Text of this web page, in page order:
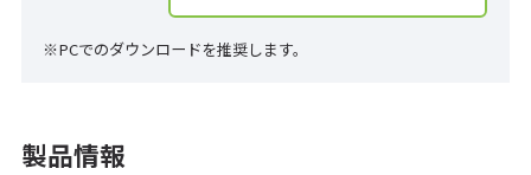
※PCでのダウンロードを推奨します。
製品情報